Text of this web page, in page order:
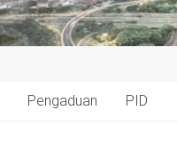
Pengaduan PID